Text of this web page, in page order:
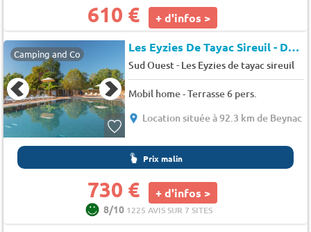
610 € + d'infos >
Camping and Co Les Eyzies De Tayac Sireuil - Dordogne - Camping le Mas
Sud Ouest- Les Eyzies de tayac sireuil
Mobil home - Terrasse 6 pers.
Location située à 92.3 km de Beynac
Prix malin
730 € + d'infos >
8/10 1225 AVIS SUR 7 SITES